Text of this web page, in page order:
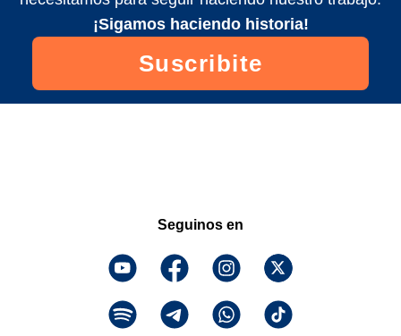
¡Sigamos haciendo historia!
Suscribite
Seguinos en